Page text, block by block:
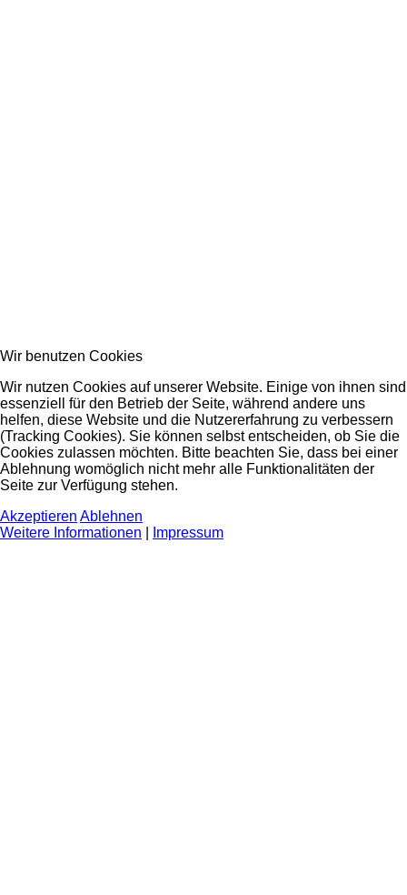
Wir benutzen Cookies
Wir nutzen Cookies auf unserer Website. Einige von ihnen sind
essenziell für den Betrieb der Seite, während andere uns
helfen, diese Website und die Nutzererfahrung zu verbessern
(Tracking Cookies). Sie können selbst entscheiden, ob Sie die
Cookies zulassen möchten. Bitte beachten Sie, dass bei einer
Ablehnung womöglich nicht mehr alle Funktionalitäten der
Seite zur Verfügung stehen.
Akzeptieren Ablehnen
Weitere Informationen
Impressum